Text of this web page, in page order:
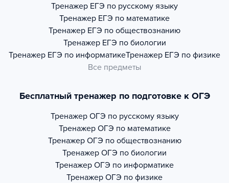
Тренажер ЕГЭ по русскому языку
Тренажер ЕГЭ по математике
Тренажер ЕГЭ по обществознанию
Тренажер ЕГЭ по биологии
Тренажер ЕГЭ по информатикеТренажер ЕГЭ по физике
Все предметы
Бесплатный тренажер по подготовке к ОГЭ
Тренажер ОГЭ по русскому языку
Тренажер ОГЭ по математике
Тренажер ОГЭ по обществознанию
Тренажер ОГЭ по биологии
Тренажер ОГЭ по информатике
Тренажер ОГЭ по физике